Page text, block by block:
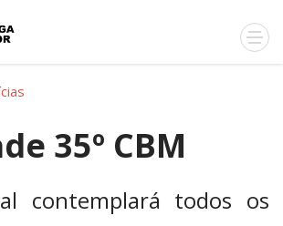
35º CBM
contemplará todos os